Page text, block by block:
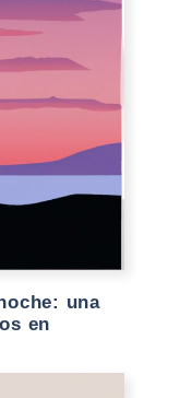
una
en